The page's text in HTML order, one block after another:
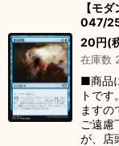
【モ
047/
20円(
在庫数
■商品
トで
ますの
ご遠慮
が、店